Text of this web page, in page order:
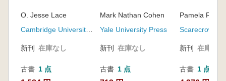
O. Jesse Lace
新刊 在庫なし
古書 1 点
the Origins of
Agriculture
Mark Nathan Cohen
Yale University Press
新刊 在庫なし
古書 1 点
Pamela R.
Scarecrow
新刊 在庫なし
古書 1 点